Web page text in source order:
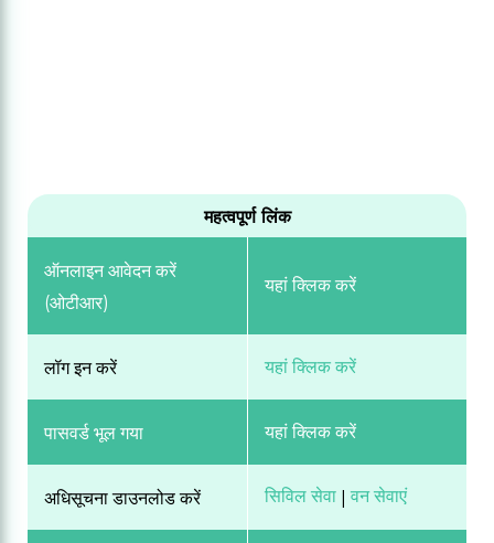
महत्वपूर्ण लिंक
ऑनलाइन आवेदन करें
(ओटीआर)
यहां क्लिक करें
लॉग इन करें यहां क्लिक करें
पासवर्ड भूल गया यहां क्लिक करें
अधिसूचना डाउनलोड करें सिविल सेवा वन सेवाएं